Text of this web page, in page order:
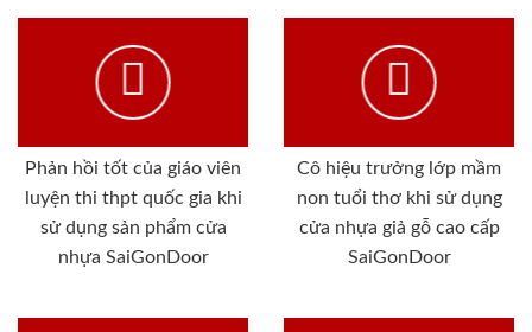
Phản hồi tốt của giáo viên
luyện thi thpt quốc gia khi
sử dụng sản phẩm cửa
nhựa SaiGonDoor
Cô hiệu trưởng lớp mầm
non tuổi thơ khi sử dụng
cửa nhựa giả gỗ cao cấp
SaiGonDoor